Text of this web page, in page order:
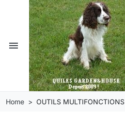
menu
Home OUTILS MULTIFONCTIONS